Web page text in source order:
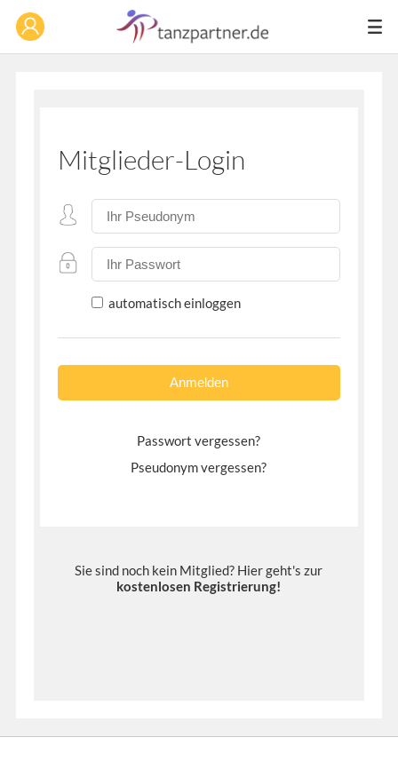
Mitglieder-Login
automatisch einloggen
Passwort vergessen?
Pseudonym vergessen?
Sie sind noch kein Mitglied? Hier geht's zur
kostenlosen Registrierung!